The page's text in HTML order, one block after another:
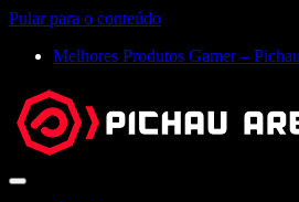
Pular para o conteúdo
Melhores Produtos Gamer –
Abrir